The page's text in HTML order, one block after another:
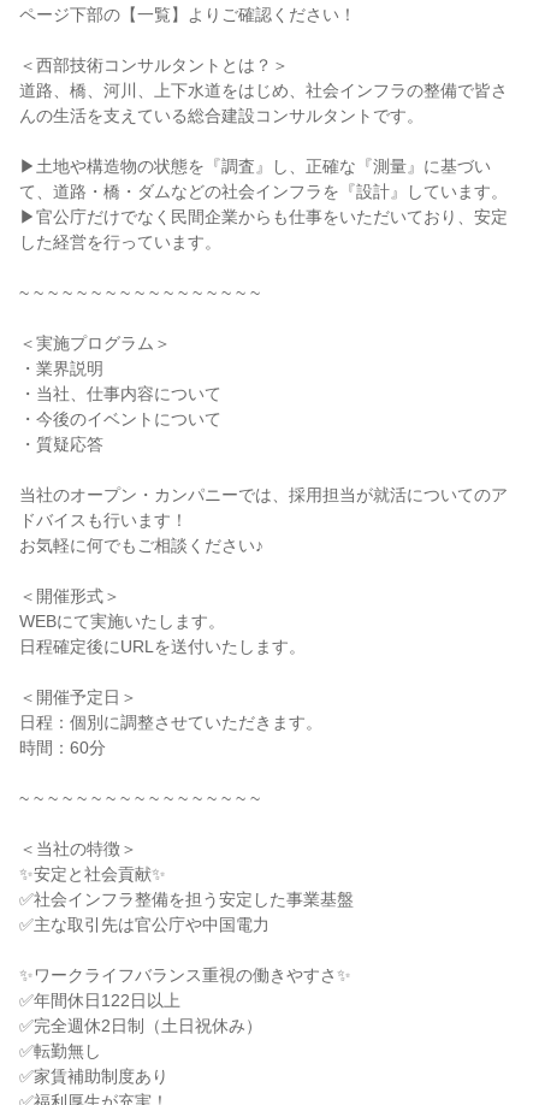
ページ下部の【一覧】よりご確認ください！
＜西部技術コンサルタントとは？＞
道路、橋、河川、上下水道をはじめ、社会インフラの整備で皆さ
んの生活を支えている総合建設コンサルタントです。
▶土地や構造物の状態を『調査』し、正確な『測量』に基づい
て、道路・橋・ダムなどの社会インフラを『設計』しています。
▶官公庁だけでなく民間企業からも仕事をいただいており、安定
した経営を行っています。
~ ~ ~ ~ ~ ~ ~ ~ ~ ~ ~ ~ ~ ~ ~ ~ ~
＜実施プログラム＞
・業界説明
・当社、仕事内容について
・今後のイベントについて
・質疑応答
当社のオープン・カンパニーでは、採用担当が就活についてのア
ドバイスも行います！
お気軽に何でもご相談ください♪
＜開催形式＞
WEBにて実施いたします。
日程確定後にURLを送付いたします。
＜開催予定日＞
日程：個別に調整させていただきます。
時間：60分
~ ~ ~ ~ ~ ~ ~ ~ ~ ~ ~ ~ ~ ~ ~ ~ ~
＜当社の特徴＞
✨安定と社会貢献✨
✅社会インフラ整備を担う安定した事業基盤
✅主な取引先は官公庁や中国電力
✨ワークライフバランス重視の働きやすさ✨
✅年間休日122日以上
✅完全週休2日制（土日祝休み）
✅転勤無し
✅家賃補助制度あり